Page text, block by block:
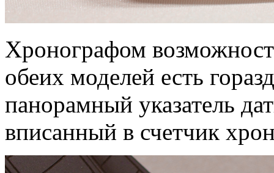
Хронографом
обеих моделей есть
панорамный указатель
вписанный в счетчик